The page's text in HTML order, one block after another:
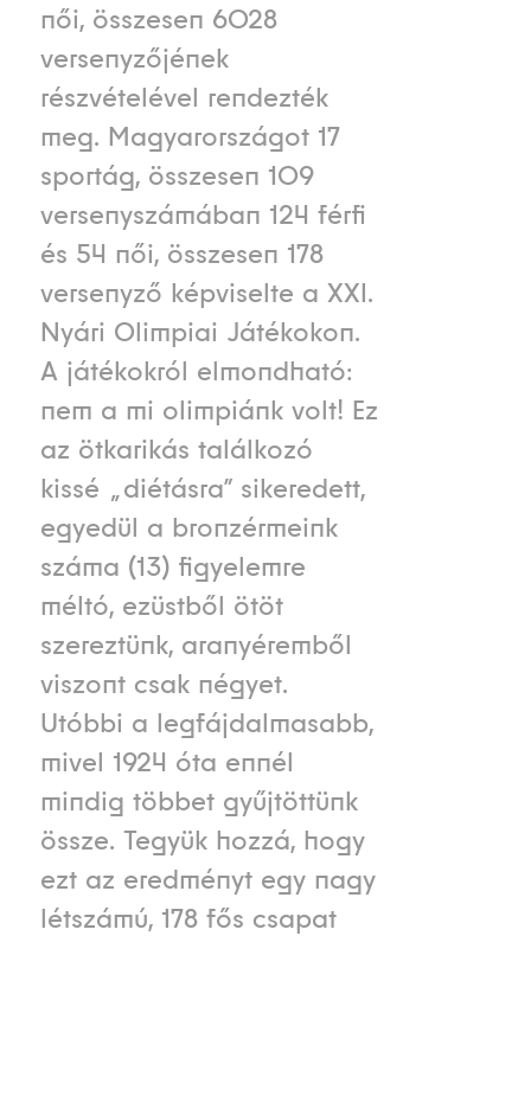
női, összesen 6028
versenyzőjének
részvételével rendezték
meg. Magyarországot 17
sportág, összesen 109
versenyszámában 124 férfi
és 54 női, összesen 178
versenyző képviselte a XXI.
Nyári Olimpiai Játékokon.
A játékokról elmondható:
nem a mi olimpiánk volt! Ez
az ötkarikás találkozó
kissé „diétásra” sikeredett,
egyedül a bronzérmeink
száma (13) figyelemre
méltó, ezüstből ötöt
szereztünk, aranyéremből
viszont csak négyet.
Utóbbi a legfájdalmasabb,
mivel 1924 óta ennél
mindig többet gyűjtöttünk
össze. Tegyük hozzá, hogy
ezt az eredményt egy nagy
létszámú, 178 fős csapat